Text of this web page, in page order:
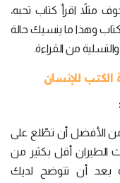
اقرأ كتاب تحبه،
وهذا ما ينسيك حالة
من القراءة.
من الأفضل أن تطّلع على
الطيران أقل بكثير من
بعد أن تتوضح لديك